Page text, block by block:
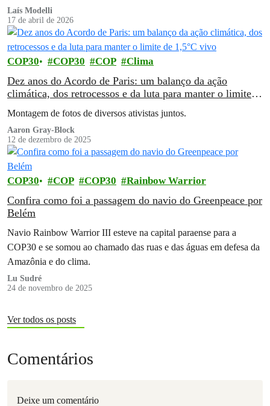
Laís Modelli
17 de abril de 2026
COP30 COP30 COP Clima
Dez anos do Acordo de Paris: um balanço da ação
climática, dos retrocessos e da luta para manter o limite
Montagem de fotos de diversos ativistas juntos.
Aaron Gray-Block
12 de dezembro de 2025
COP30 COP COP30 Rainbow Warrior
Confira como foi a passagem do navio do Greenpeace por
Belém
Navio Rainbow Warrior III esteve na capital paraense para a
COP30 e se somou ao chamado das ruas e das águas em defesa da
Amazônia e do clima.
Lu Sudré
24 de novembro de 2025
Ver todos os posts
Comentários
Deixe um comentário